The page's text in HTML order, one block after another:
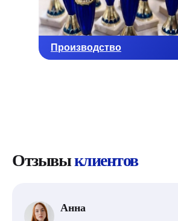
Производство
Отзывыклиентов
Анна